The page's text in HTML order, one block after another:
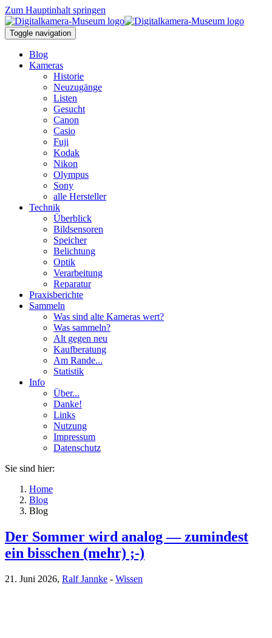
Zum Hauptinhalt springen
Toggle navigation
Blog
Kameras
Historie
Neuzugänge
Listen
Gesucht
Canon
Casio
Fuji
Kodak
Nikon
Olympus
Sony
alle Hersteller
Technik
Überblick
Bildsensoren
Speicher
Belichtung
Optik
Verarbeitung
Reparatur
Praxisberichte
Sammeln
Was sind alte Kameras wert?
Was sammeln?
Alt gegen neu
Kaufberatung
Am Rande...
Statistik
Info
Über...
Danke!
Links
Nutzung
Impressum
Datenschutz
Sie sind hier:
Home
Blog
Blog
Der Sommer wird analog — zumindest
ein bisschen (mehr) ;-)
21. Juni 2026, Ralf Jannke - Wissen